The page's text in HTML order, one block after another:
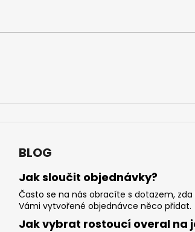
BLOG
Jak sloučit objednávky?
Často se na nás obracíte s dotazem, zda
Vámi vytvořené objednávce něco přidat.
Jak vybrat rostoucí overal na